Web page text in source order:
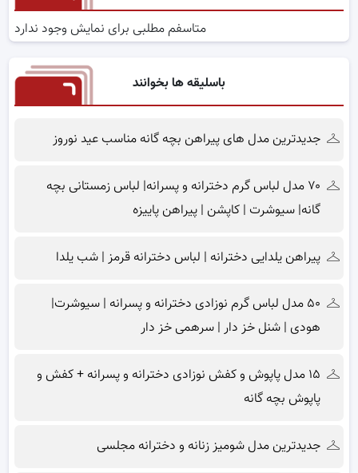
متاسفم مطلبی برای نمایش وجود ندارد
باسلیقه ها بخوانند
جدیدترین مدل های پیراهن بچه گانه مناسب عید نوروز
۷۰ مدل لباس گرم دخترانه و پسرانه| لباس زمستانی بچه
گانه| سیوشرت | کاپشن | پیراهن پاییزه
پیراهن یلدایی دخترانه | لباس دخترانه قرمز | شب یلدا
۵۰ مدل لباس گرم نوزادی دخترانه و پسرانه | سیوشرت|
هودی | شنل خز دار | سرهمی خز دار
۱۵ مدل پاپوش و کفش نوزادی دخترانه و پسرانه + کفش و
پاپوش بچه گانه
جدیدترین مدل شومیز زنانه و دخترانه مجلسی